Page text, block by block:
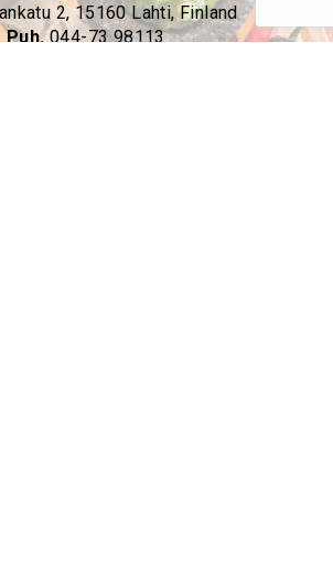
2, 15160 Lahti, Finland
Puh. 044-73 98113